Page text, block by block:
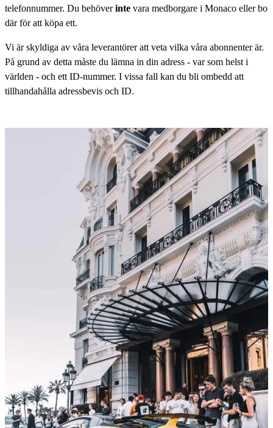
telefonnummer. Du behöverinte vara medborgare i Monaco eller bo
där för att köpa ett.
Vi är skyldiga av våra leverantörer att veta vilka våra abonnenter är.
På grund av detta måste du lämna in din adress - var som helst i
världen - och ett ID-nummer. I vissa fall kan du bli ombedd att
tillhandahålla adressbevis och ID.